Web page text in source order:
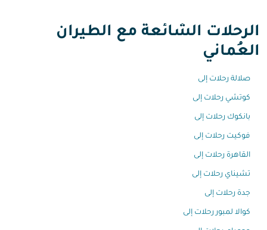
الرحلات الشائعة مع الطيران
العُماني
صلالة رحلات إلى
كوتشي رحلات إلى
بانكوك رحلات إلى
فوكيت رحلات إلى
القاهرة رحلات إلى
تشيناي رحلات إلى
جدة رحلات إلى
كوالا لمبور رحلات إلى